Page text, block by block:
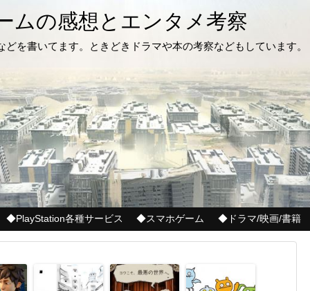
ムの感想とエンタメ考察
を書いてます。ときどきドラマや本の考察などもしています。
◆PlayStation各種サービス ◆スマホゲーム ◆ドラマ/映画/書籍